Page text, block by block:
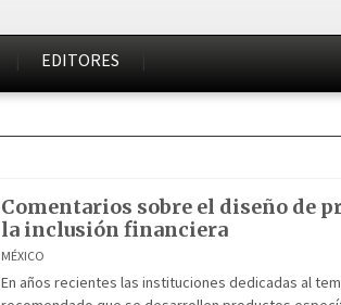
EDITORES
Comentarios sobre el diseño de
la inclusión financiera
MÉXICO
En años recientes las instituciones dedicadas al